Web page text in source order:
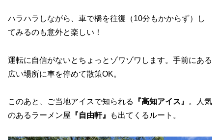
ハラハラしながら、車で橋を往復（10分もかからず）し
てみるのも意外と楽しい！
運転に自信がないとちょっとゾワゾワします。手前にある
広い場所に車を停めて散策OK。
このあと、ご当地アイスで知られる 『高知アイス』 。人気
のあるラーメン屋 『自由軒』 も出てくるルート。